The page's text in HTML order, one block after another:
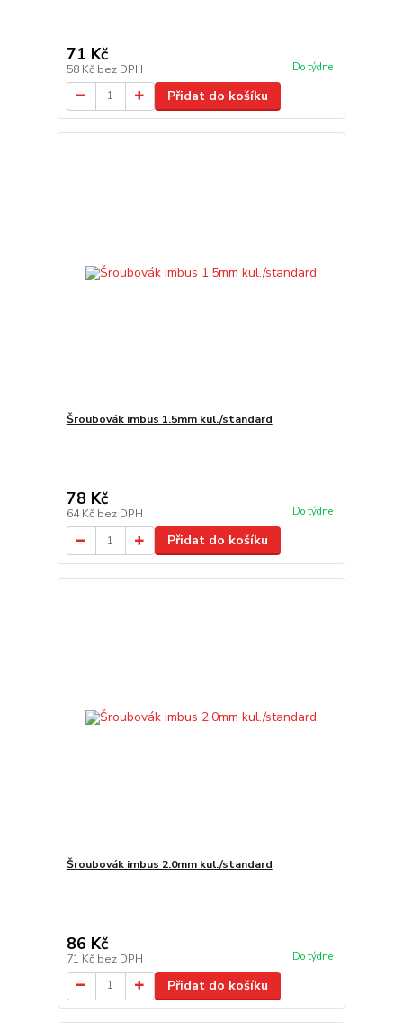
71 Kč
58 Kč bez DPH Do týdne
Přidat do košíku
Šroubovák imbus 1.5mm kul./standard
78 Kč
64 Kč bez DPH Do týdne
Přidat do košíku
Šroubovák imbus 2.0mm kul./standard
86 Kč
71 Kč bez DPH Do týdne
Přidat do košíku